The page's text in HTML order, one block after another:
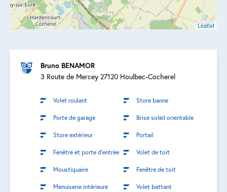
Leaflet
Bruno BENAMOR
3 Route de Mercey 27120 Houlbec-Cocherel
Volet roulant Store banne
Porte de garage Brise soleil orientable
Store extérieur Portail
Fenêtre et porte d’entrée Volet de toit
Moustiquaire Fenêtre de toit
Menuiserie intérieure Volet battant